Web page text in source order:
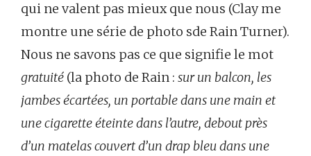
qui ne valent pas mieux que nous (Clay me
montre une série de photo sde Rain Turner).
Nous ne savons pas ce que signifie le mot
gratuité (la photo de Rain : sur un balcon, les
jambes écartées, un portable dans une main et
une cigarette éteinte dans l’autre, debout près
d’un matelas couvert d’un drap bleu dans une